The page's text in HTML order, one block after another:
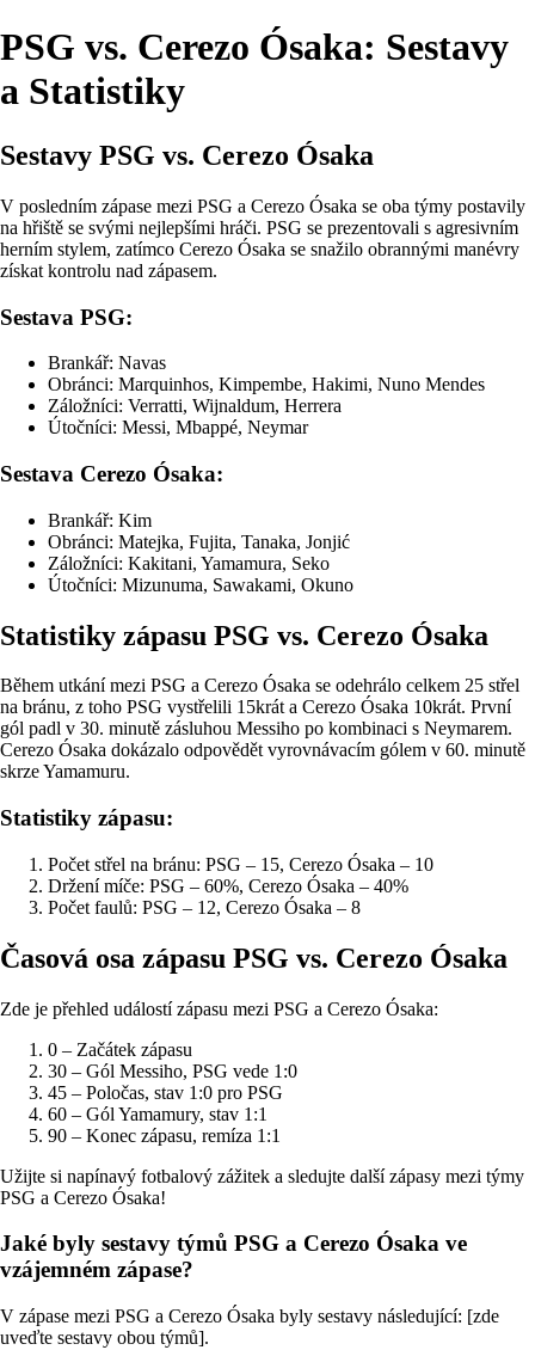
PSG vs. Cerezo Ósaka: Sestavy
a Statistiky
Sestavy PSG vs. Cerezo Ósaka
V posledním zápase mezi PSG a Cerezo Ósaka se oba týmy postavily
na hřiště se svými nejlepšími hráči. PSG se prezentovali s agresivním
herním stylem, zatímco Cerezo Ósaka se snažilo obrannými manévry
získat kontrolu nad zápasem.
Sestava PSG:
Brankář: Navas
Obránci: Marquinhos, Kimpembe, Hakimi, Nuno Mendes
Záložníci: Verratti, Wijnaldum, Herrera
Útočníci: Messi, Mbappé, Neymar
Sestava Cerezo Ósaka:
Brankář: Kim
Obránci: Matejka, Fujita, Tanaka, Jonjić
Záložníci: Kakitani, Yamamura, Seko
Útočníci: Mizunuma, Sawakami, Okuno
Statistiky zápasu PSG vs. Cerezo Ósaka
Během utkání mezi PSG a Cerezo Ósaka se odehrálo celkem 25 střel
na bránu, z toho PSG vystřelili 15krát a Cerezo Ósaka 10krát. První
gól padl v 30. minutě zásluhou Messiho po kombinaci s Neymarem.
Cerezo Ósaka dokázalo odpovědět vyrovnávacím gólem v 60. minutě
skrze Yamamuru.
Statistiky zápasu:
Počet střel na bránu: PSG – 15, Cerezo Ósaka – 10
Držení míče: PSG – 60%, Cerezo Ósaka – 40%
Počet faulů: PSG – 12, Cerezo Ósaka – 8
Časová osa zápasu PSG vs. Cerezo Ósaka
Zde je přehled událostí zápasu mezi PSG a Cerezo Ósaka:
0 – Začátek zápasu
30 – Gól Messiho, PSG vede 1:0
45 – Poločas, stav 1:0 pro PSG
60 – Gól Yamamury, stav 1:1
90 – Konec zápasu, remíza 1:1
Užijte si napínavý fotbalový zážitek a sledujte další zápasy mezi týmy
PSG a Cerezo Ósaka!
Jaké byly sestavy týmů PSG a Cerezo Ósaka ve
vzájemném zápase?
V zápase mezi PSG a Cerezo Ósaka byly sestavy následující: [zde
uveďte sestavy obou týmů].